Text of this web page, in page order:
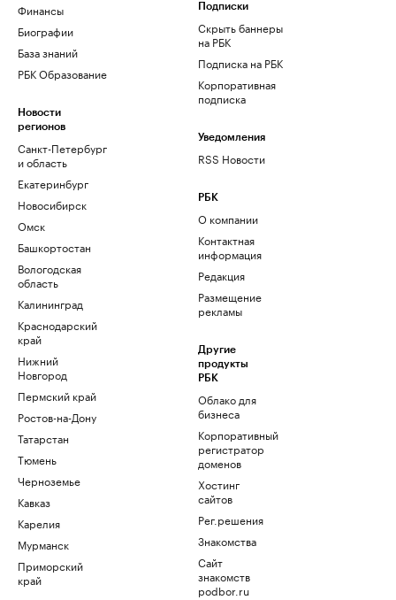
Финансы
Биографии
База знаний
РБК Образование
Новости
регионов
Санкт-Петербург
и область
Екатеринбург
Новосибирск
Омск
Башкортостан
Вологодская
область
Калининград
Краснодарский
край
Нижний
Новгород
Пермский край
Ростов-на-Дону
Татарстан
Тюмень
Черноземье
Кавказ
Карелия
Мурманск
Приморский
край
Подписки
Скрыть баннеры
на РБК
Подписка на РБК
Корпоративная
подписка
Уведомления
RSS Новости
РБК
О компании
Контактная
информация
Редакция
Размещение
рекламы
Другие
продукты
РБК
Облако для
бизнеса
Корпоративный
регистратор
доменов
Хостинг
сайтов
Рег.решения
Знакомства
Сайт
знакомств
podbor.ru